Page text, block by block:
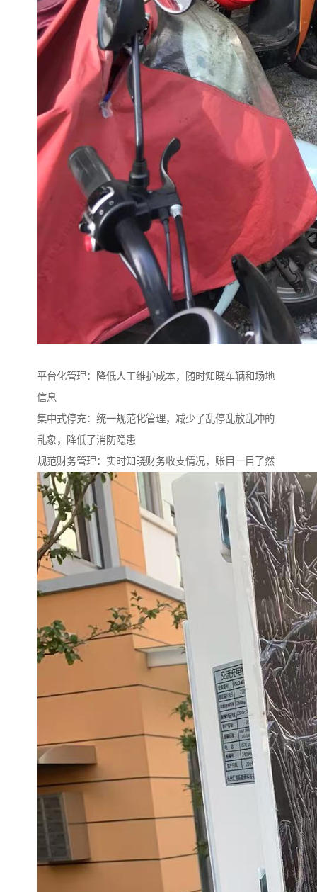
平台化管理：降低人工维护成本，随时知晓车辆和场地
信息
集中式停充：统一规范化管理，减少了乱停乱放乱冲的
乱象，降低了消防隐患
规范财务管理：实时知晓财务收支情况，账目一目了然